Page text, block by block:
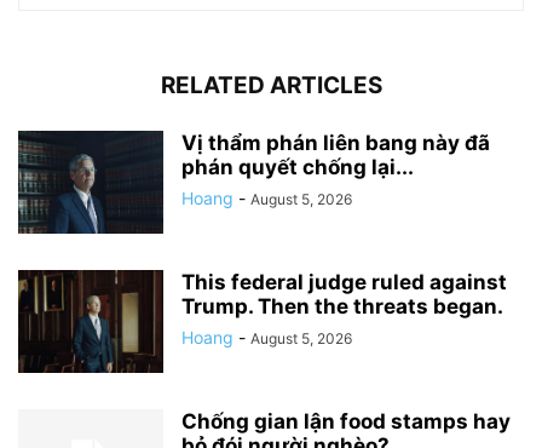
RELATED ARTICLES
Vị thẩm phán liên bang này đã
phán quyết chống lại...
Hoang - August 5, 2026
This federal judge ruled against
Trump. Then the threats began.
Hoang - August 5, 2026
Chống gian lận food stamps hay